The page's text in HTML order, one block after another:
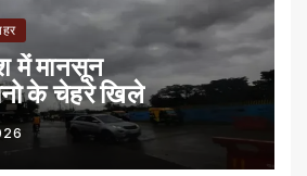
में मानसून
के चेहरे खिले